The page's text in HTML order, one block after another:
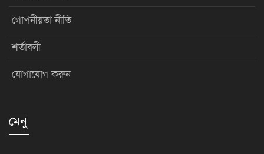
গোপনীয়তা নীতি
শর্তাবলী
যোগাযোগ করুন
মেনু